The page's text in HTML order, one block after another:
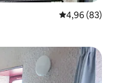
Évaluation
4,96 (83)